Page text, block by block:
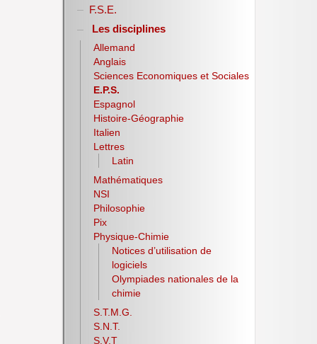
Année scolaire 2019-2020
F.S.E.
Les disciplines
Allemand
Anglais
Sciences Economiques et Sociales
E.P.S.
Espagnol
Histoire-Géographie
Italien
Lettres
Latin
Mathématiques
NSI
Philosophie
Pix
Physique-Chimie
Notices d’utilisation de
logiciels
Olympiades nationales de la
chimie
S.T.M.G.
S.N.T.
S.V.T